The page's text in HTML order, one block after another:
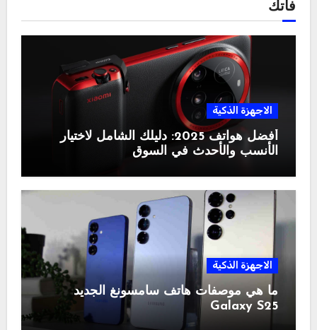
فاتك
الاجهزة الذكية
أفضل هواتف 2025: دليلك الشامل لاختيار
الأنسب والأحدث في السوق
الاجهزة الذكية
ما هي موصفات هاتف سامسونغ الجديد
Galaxy S25